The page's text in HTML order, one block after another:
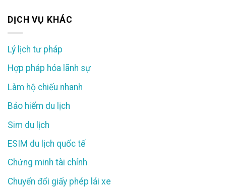
DỊCH VỤ KHÁC
Lý lịch tư pháp
Hợp pháp hóa lãnh sự
Làm hộ chiếu nhanh
Bảo hiểm du lịch
Sim du lịch
ESIM du lịch quốc tế
Chứng minh tài chính
Chuyển đổi giấy phép lái xe